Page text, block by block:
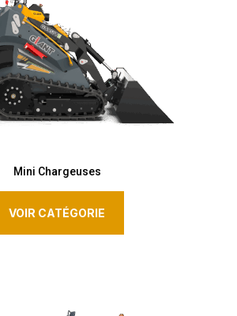
Mini Chargeuses
VOIR CATÉGORIE